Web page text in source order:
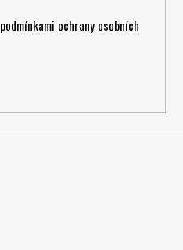
podmínkami ochrany osobních